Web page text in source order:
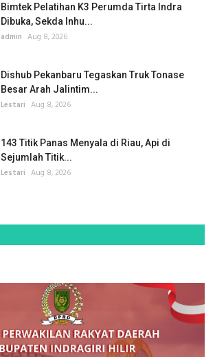
Bimtek Pelatihan K3 Perumda Tirta Indra
Dibuka, Sekda Inhu...
admin Aug 8, 2026
Dishub Pekanbaru Tegaskan Truk Tonase
Besar Arah Jalintim...
Lestari Aug 8, 2026
143 Titik Panas Menyala di Riau, Api di
Sejumlah Titik...
Lestari Aug 8, 2026